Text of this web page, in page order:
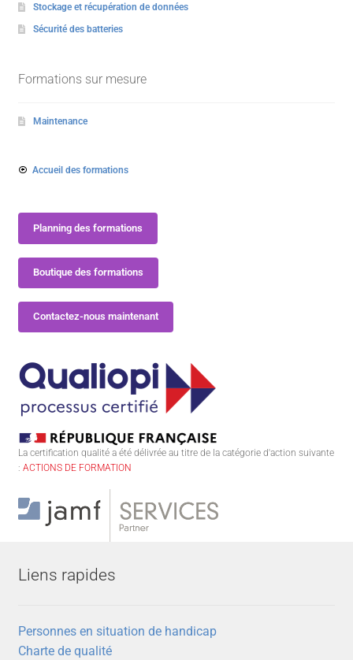
Stockage et récupération de données
Sécurité des batteries
Formations sur mesure
Maintenance
Accueil des formations
Planning des formations
Boutique des formations
Contactez-nous maintenant
La certification qualité a été délivrée au titre de la catégorie d'action suivante
: ACTIONS DE FORMATION
Liens rapides
Personnes en situation de handicap
Charte de qualité